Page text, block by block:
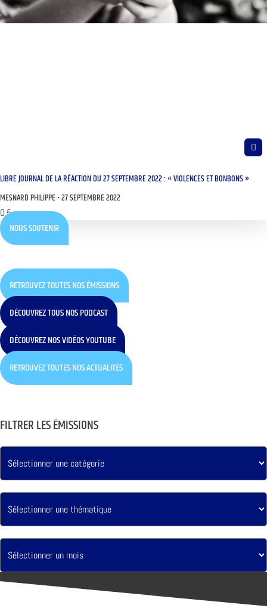
LIBRE JOURNAL DE LA RÉACTION DU 27 SEPTEMBRE 2022 : « VIOLENCES ET BONBONS »
MESNARD PHILIPPE 27 SEPTEMBRE 2022
NOUS SOUTENIR
RETROUVEZ TOUTES NOS ÉMISSIONS
DÉCOUVREZ TOUS NOS PODCAST
DÉCOUVREZ NOS VIDÉOS YOUTUBE
RETROUVEZ TOUTES NOS ACTUALITÉS
FILTRER LES ÉMISSIONS